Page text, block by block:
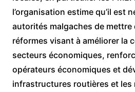
l’organisation estime qu’il est
autorités malgaches de mettre
réformes visant à améliorer la
secteurs économiques,
opérateurs économiques et
infrastructures routières et les